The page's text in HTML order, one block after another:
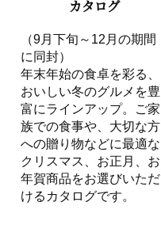
カタログ
（9月下旬～12月の期間
に同封）
年末年始の食卓を彩る、
おいしい冬のグルメを豊
富にラインアップ。ご家
族での食事や、大切な方
への贈り物などに最適な
クリスマス、お正月、お
年賀商品をお選びいただ
けるカタログです。